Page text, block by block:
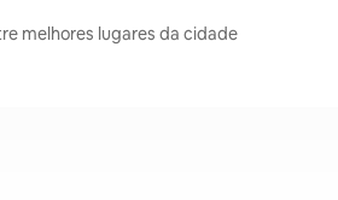
melhores lugares da cidade